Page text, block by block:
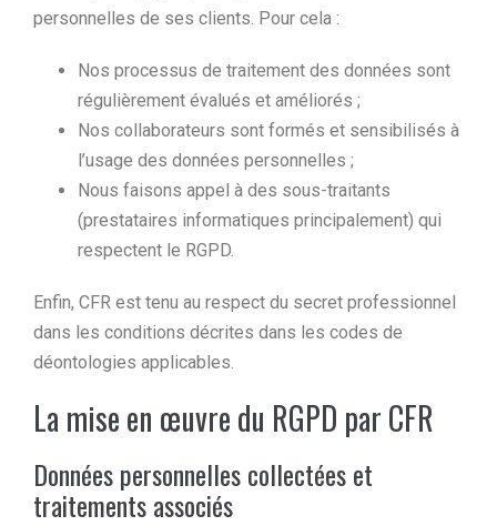
personnelles de ses clients. Pour cela :
Nos processus de traitement des données sont
régulièrement évalués et améliorés ;
Nos collaborateurs sont formés et sensibilisés à
l’usage des données personnelles ;
Nous faisons appel à des sous-traitants
(prestataires informatiques principalement) qui
respectent le RGPD.
Enfin, CFR est tenu au respect du secret professionnel
dans les conditions décrites dans les codes de
déontologies applicables.
La mise en œuvre du RGPD par CFR
Données personnelles collectées et
traitements associés